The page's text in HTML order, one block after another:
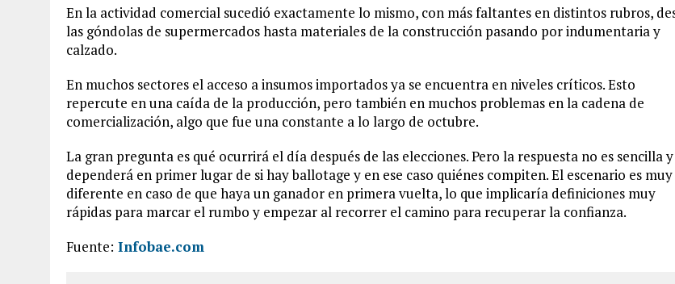
En la actividad comercial sucedió exactamente lo mismo, con más faltantes en distintos rubros,
las góndolas de supermercados hasta materiales de la construcción pasando por indumentaria y
calzado.
En muchos sectores el acceso a insumos importados ya se encuentra en niveles críticos. Esto
repercute en una caída de la producción, pero también en muchos problemas en la cadena de
comercialización, algo que fue una constante a lo largo de octubre.
La gran pregunta es qué ocurrirá el día después de las elecciones. Pero la respuesta no es sencilla y
dependerá en primer lugar de si hay ballotage y en ese caso quiénes compiten. El escenario es muy
diferente en caso de que haya un ganador en primera vuelta, lo que implicaría definiciones muy
rápidas para marcar el rumbo y empezar al recorrer el camino para recuperar la confianza.
Fuente: Infobae.com